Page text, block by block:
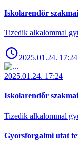
Iskolarendőr
Tizedik alkalommal
2025.01.24. 17:24
2025.01.24. 17:24
Iskolarendőr
Tizedik alkalommal
Gyorsforgalmi utat